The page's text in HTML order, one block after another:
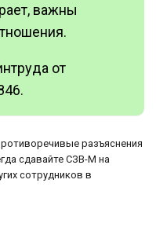
важны
от
разъяснения
сдавайте СЗВ-М на
сотрудников в